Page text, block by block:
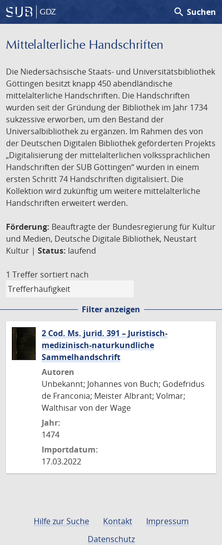
GDZ search Suchen
Mittelalterliche Handschriften
Die Niedersächsische Staats- und Universitätsbibliothek
Göttingen besitzt knapp 450 abendländische
mittelalterliche Handschriften. Die Handschriften
wurden seit der Gründung der Bibliothek im Jahr 1734
sukzessive erworben, um den Bestand der
Universalbibliothek zu ergänzen. Im Rahmen des von
der Deutschen Digitalen Bibliothek geförderten Projekts
„Digitalisierung der mittelalterlichen volkssprachlichen
Handschriften der SUB Göttingen“ wurden in einem
ersten Schritt 74 Handschriften digitalisiert. Die
Kollektion wird zukünftig um weitere mittelalterliche
Handschriften erweitert werden.
Förderung: Beauftragte der Bundesregierung für Kultur
und Medien, Deutsche Digitale Bibliothek, Neustart
Kultur | Status: laufend
1 Treffer sortiert nach
Filter anzeigen
2 Cod. Ms. jurid. 391 – Juristisch-
medizinisch-naturkundliche
Sammelhandschrift
Autoren
Unbekannt; Johannes von Buch; Godefridus
de Franconia; Meister Albrant; Volmar;
Walthisar von der Wage
Jahr:
1474
Importdatum:
17.03.2022
Hilfe zur Suche Kontakt
Impressum
Datenschutz